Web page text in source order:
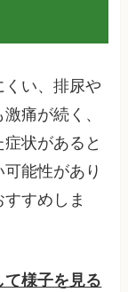
い、排尿や
痛が続く、
状があると
能性があり
すめしま
て様子を見る